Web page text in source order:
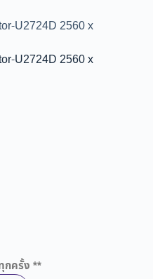
U2724D 2560 x
U2724D 2560 x
กครั้ง **